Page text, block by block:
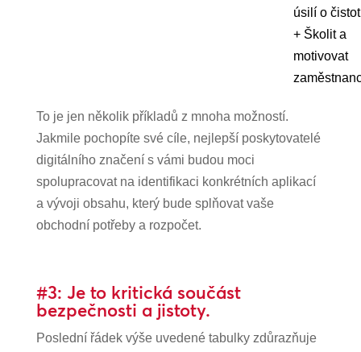
úsilí o
+ Školit a
motivovat
To je jen několik příkladů z mnoha možností.
Jakmile pochopíte své cíle, nejlepší poskytovatelé
digitálního značení s vámi budou moci
spolupracovat na identifikaci konkrétních aplikací
a vývoji obsahu, který bude splňovat vaše
obchodní potřeby a rozpočet.
#3: Je to kritická součást
bezpečnosti a jistoty.
Poslední řádek výše uvedené tabulky zdůrazňuje